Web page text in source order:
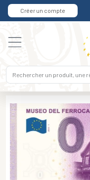
Créer un compte